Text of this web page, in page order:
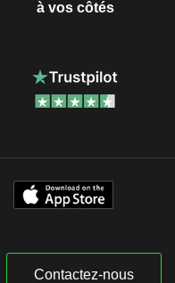
à vos côtés
Contactez-nous